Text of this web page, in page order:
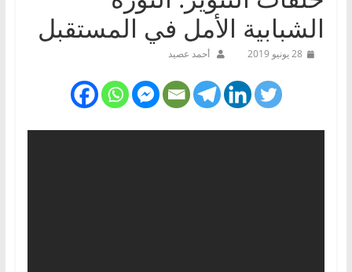
الشبابية الأمل في المستقبل
28 يونيو 2019 أحمد عصيد